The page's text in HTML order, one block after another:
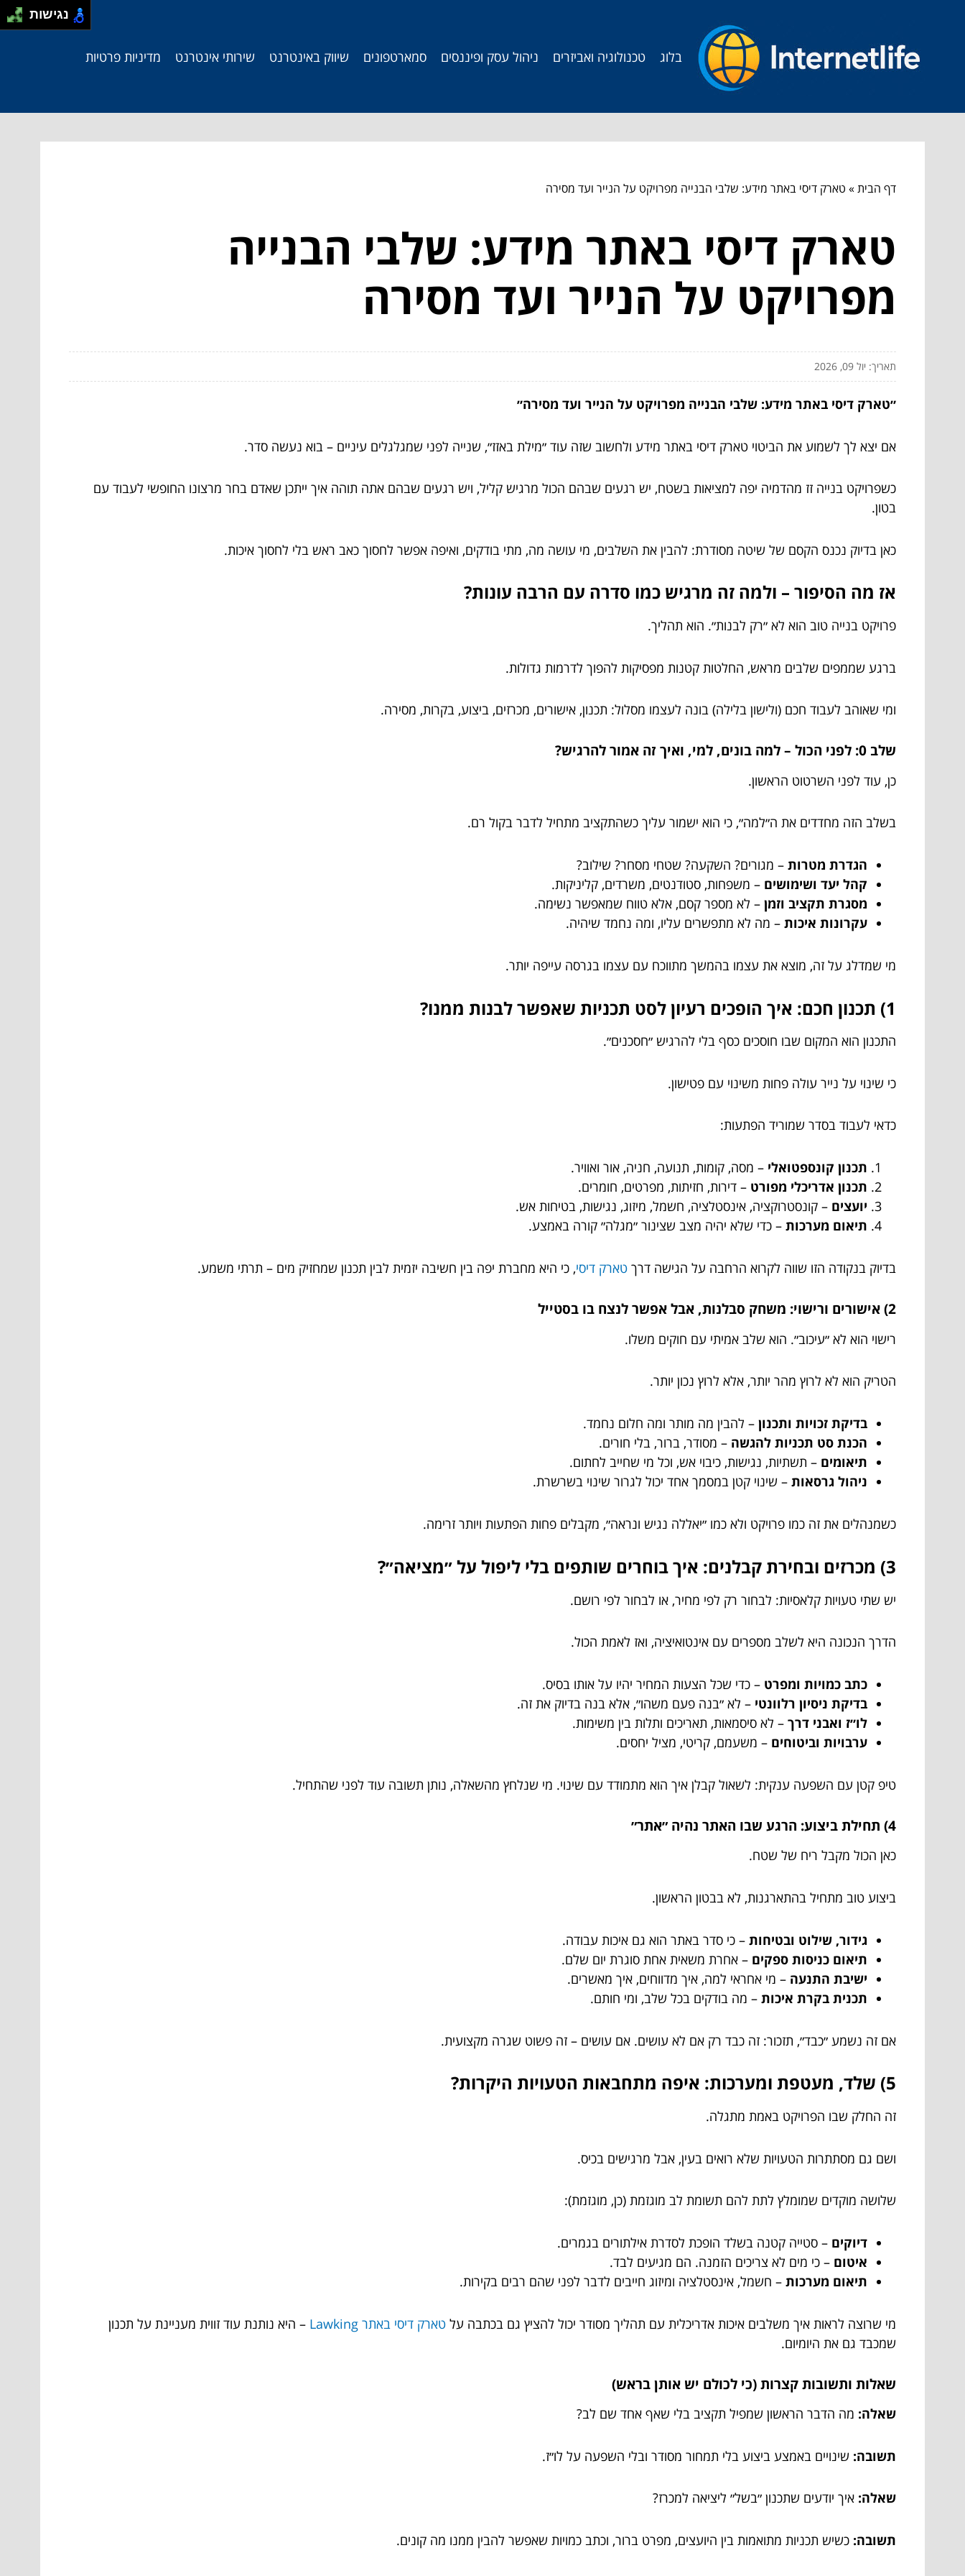
בלוג טכנולוגיה ואביזרים ניהול עסק ופיננסים סמארטפונים שיווק באינטרנט שירותי אינטרנט מדיניות פרטיות
דף הבית» טארק דיסי באתר מידע: שלבי הבנייה מפרויקט על הנייר ועד מסירה
טארק דיסי באתר מידע: שלבי הבנייה
מפרויקט על הנייר ועד מסירה
תאריך: יול 09, 2026
״טארק דיסי באתר מידע: שלבי הבנייה מפרויקט על הנייר ועד מסירה״
אם יצא לך לשמוע את הביטוי טארק דיסי באתר מידע ולחשוב שזה עוד ״מילת באזז״, שנייה לפני שמגלגלים עיניים – בוא נעשה סדר.
כשפרויקט בנייה זז מהדמיה יפה למציאות בשטח, יש רגעים שבהם הכול מרגיש קליל, ויש רגעים שבהם אתה תוהה איך ייתכן שאדם בחר מרצונו החופשי לעבוד עם
בטון.
כאן בדיוק נכנס הקסם של שיטה מסודרת: להבין את השלבים, מי עושה מה, מתי בודקים, ואיפה אפשר לחסוך כאב ראש בלי לחסוך איכות.
אז מה הסיפור – ולמה זה מרגיש כמו סדרה עם הרבה עונות?
פרויקט בנייה טוב הוא לא ״רק לבנות״. הוא תהליך.
ברגע שממפים שלבים מראש, החלטות קטנות מפסיקות להפוך לדרמות גדולות.
ומי שאוהב לעבוד חכם (ולישון בלילה) בונה לעצמו מסלול: תכנון, אישורים, מכרזים, ביצוע, בקרות, מסירה.
שלב 0: לפני הכול – למה בונים, למי, ואיך זה אמור להרגיש?
כן, עוד לפני השרטוט הראשון.
בשלב הזה מחדדים את ה״למה״, כי הוא ישמור עליך כשהתקציב מתחיל לדבר בקול רם.
הגדרת מטרות – מגורים? השקעה? שטחי מסחר? שילוב?
קהל יעד ושימושים – משפחות, סטודנטים, משרדים, קליניקות.
מסגרת תקציב וזמן – לא מספר קסם, אלא טווח שמאפשר נשימה.
עקרונות איכות – מה לא מתפשרים עליו, ומה נחמד שיהיה.
מי שמדלג על זה, מוצא את עצמו בהמשך מתווכח עם עצמו בגרסה עייפה יותר.
1) תכנון חכם: איך הופכים רעיון לסט תכניות שאפשר לבנות ממנו?
התכנון הוא המקום שבו חוסכים כסף בלי להרגיש ״חסכנים״.
כי שינוי על נייר עולה פחות משינוי עם פטישון.
כדאי לעבוד בסדר שמוריד הפתעות:
תכנון קונספטואלי – מסה, קומות, תנועה, חניה, אור ואוויר.
תכנון אדריכלי מפורט – דירות, חזיתות, מפרטים, חומרים.
יועצים – קונסטרוקציה, אינסטלציה, חשמל, מיזוג, נגישות, בטיחות אש.
תיאום מערכות – כדי שלא יהיה מצב שצינור ״מגלה״ קורה באמצע.
בדיוק בנקודה הזו שווה לקרוא הרחבה על הגישה דרך טארק דיסי, כי היא מחברת יפה בין חשיבה יזמית לבין תכנון שמחזיק מים – תרתי משמע.
2) אישורים ורישוי: משחק סבלנות, אבל אפשר לנצח בו בסטייל
רישוי הוא לא ״עיכוב״. הוא שלב אמיתי עם חוקים משלו.
הטריק הוא לא לרוץ מהר יותר, אלא לרוץ נכון יותר.
בדיקת זכויות ותכנון – להבין מה מותר ומה חלום נחמד.
הכנת סט תכניות להגשה – מסודר, ברור, בלי חורים.
תיאומים – תשתיות, נגישות, כיבוי אש, וכל מי שחייב לחתום.
ניהול גרסאות – שינוי קטן במסמך אחד יכול לגרור שינוי בשרשרת.
כשמנהלים את זה כמו פרויקט ולא כמו ״יאללה נגיש ונראה״, מקבלים פחות הפתעות ויותר זרימה.
3) מכרזים ובחירת קבלנים: איך בוחרים שותפים בלי ליפול על ״מציאה״?
יש שתי טעויות קלאסיות: לבחור רק לפי מחיר, או לבחור לפי רושם.
הדרך הנכונה היא לשלב מספרים עם אינטואיציה, ואז לאמת הכול.
כתב כמויות ומפרט – כדי שכל הצעות המחיר יהיו על אותו בסיס.
בדיקת ניסיון רלוונטי – לא ״בנה פעם משהו״, אלא בנה בדיוק את זה.
לו״ז ואבני דרך – לא סיסמאות, תאריכים ותלות בין משימות.
ערבויות וביטוחים – משעמם, קריטי, מציל יחסים.
טיפ קטן עם השפעה ענקית: לשאול קבלן איך הוא מתמודד עם שינוי. מי שנלחץ מהשאלה, נותן תשובה עוד לפני שהתחיל.
4) תחילת ביצוע: הרגע שבו האתר נהיה ״אתר״
כאן הכול מקבל ריח של שטח.
ביצוע טוב מתחיל בהתארגנות, לא בבטון הראשון.
גידור, שילוט ובטיחות – כי סדר באתר הוא גם איכות עבודה.
תיאום כניסות ספקים – אחרת משאית אחת סוגרת יום שלם.
ישיבת התנעה – מי אחראי למה, איך מדווחים, איך מאשרים.
תכנית בקרת איכות – מה בודקים בכל שלב, ומי חותם.
אם זה נשמע ״כבד״, תזכור: זה כבד רק אם לא עושים. אם עושים – זה פשוט שגרה מקצועית.
5) שלד, מעטפת ומערכות: איפה מתחבאות הטעויות היקרות?
זה החלק שבו הפרויקט באמת מתגלה.
ושם גם מסתתרות הטעויות שלא רואים בעין, אבל מרגישים בכיס.
שלושה מוקדים שמומלץ לתת להם תשומת לב מוגזמת (כן, מוגזמת):
דיוקים – סטייה קטנה בשלד הופכת לסדרת אילתורים בגמרים.
איטום – כי מים לא צריכים הזמנה. הם מגיעים לבד.
תיאום מערכות – חשמל, אינסטלציה ומיזוג חייבים לדבר לפני שהם רבים בקירות.
מי שרוצה לראות איך משלבים איכות אדריכלית עם תהליך מסודר יכול להציץ גם בכתבה על טארק דיסי באתר Lawking
– היא נותנת עוד זווית מעניינת על תכנון
שמכבד גם את היומיום.
שאלות ותשובות קצרות (כי לכולם יש אותן בראש)
שאלה: מה הדבר הראשון שמפיל תקציב בלי שאף אחד שם לב?
תשובה: שינויים באמצע ביצוע בלי תמחור מסודר ובלי השפעה על לו״ז.
שאלה: איך יודעים שתכנון ״בשל״ ליציאה למכרז?
תשובה: כשיש תכניות מתואמות בין היועצים, מפרט ברור, וכתב כמויות שאפשר להבין ממנו מה קונים.
נגישות